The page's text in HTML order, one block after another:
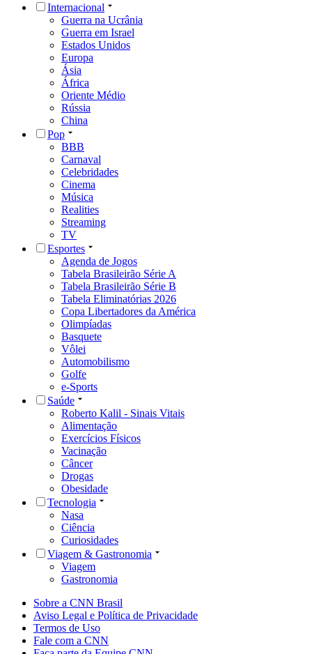
Internacional
Guerra na Ucrânia
Guerra em Israel
Estados Unidos
Europa
Ásia
África
Oriente Médio
Rússia
China
Pop
BBB
Carnaval
Celebridades
Cinema
Música
Realities
Streaming
TV
Esportes
Agenda de Jogos
Tabela Brasileirão Série A
Tabela Brasileirão Série B
Tabela Eliminatórias 2026
Copa Libertadores da América
Olimpíadas
Basquete
Vôlei
Automobilismo
Golfe
e-Sports
Saúde
Roberto Kalil - Sinais Vitais
Alimentação
Exercícios Físicos
Vacinação
Câncer
Drogas
Obesidade
Tecnologia
Nasa
Ciência
Curiosidades
Viagem & Gastronomia
Viagem
Gastronomia
Sobre a CNN Brasil
Aviso Legal e Política de Privacidade
Termos de Uso
Fale com a CNN